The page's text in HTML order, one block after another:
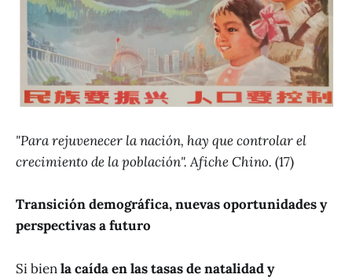
"Para rejuvenecer la nación, hay que controlar el
crecimiento de la población". Afiche Chino. (17)
Transición demográfica, nuevas oportunidades y
perspectivas a futuro
Si bienla caída en las tasas de natalidad y